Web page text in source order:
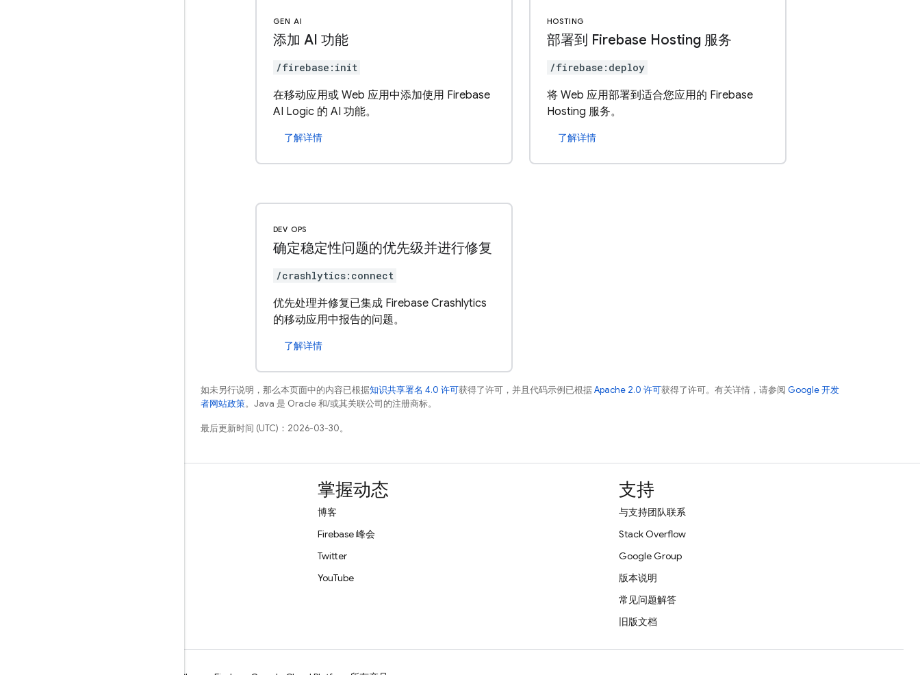
GEN AI
添加 AI 功能
/firebase:init
在移动应用或 Web 应用中添加使用 Firebase
AI Logic 的 AI 功能。
了解详情
HOSTING
部署到 Firebase Hosting 服务
/firebase:deploy
将 Web 应用部署到适合您应用的 Firebase
Hosting 服务。
了解详情
DEV OPS
确定稳定性问题的优先级并进行修复
/crashlytics:connect
优先处理并修复已集成 Firebase Crashlytics
的移动应用中报告的问题。
了解详情
如未另行说明，那么本页面中的内容已根据知识共享署名 4.0 许可获得了许可，并且代码示例已根据Apache 2.0 许可获得了许可。有关详情，请参阅 Google 开发
者网站政策。Java 是 Oracle 和/或其关联公司的注册商标。
最后更新时间 (UTC)：2026-03-30。
掌握动态
博客
Firebase 峰会
Twitter
YouTube
支持
与支持团队联系
Stack Overflow
Google Group
版本说明
常见问题解答
旧版文档